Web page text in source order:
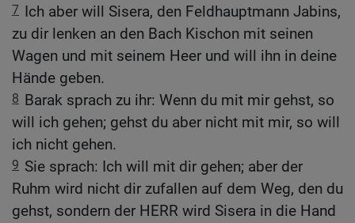
7 Ich aber will Sisera, den Feldhauptmann Jabins,
zu dir lenken an den Bach Kischon mit seinen
Wagen und mit seinem Heer und will ihn in deine
Hände geben.
8 Barak sprach zu ihr: Wenn du mit mir gehst, so
will ich gehen; gehst du aber nicht mit mir, so will
ich nicht gehen.
9 Sie sprach: Ich will mit dir gehen; aber der
Ruhm wird nicht dir zufallen auf dem Weg, den du
gehst, sondern der HERR wird Sisera in die Hand